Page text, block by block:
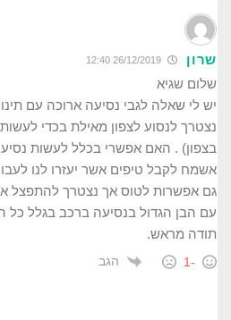
שרון
שלום שגיא
יש לי שאלה לגבי נסיעה ארוכה עם
נצטרך לנסוע לצפון מאילת בכדי
בצפון) . האם אפשרי בכלל לעשות נסיעה
אשמח לקבל טיפים אשר יעזרו לנו
גם אפשרות לטוס אך נצטרך להתפצל
עם הבן הגדול בנסיעה ברכב בגלל כל
תודה מראש.
-1 הגב